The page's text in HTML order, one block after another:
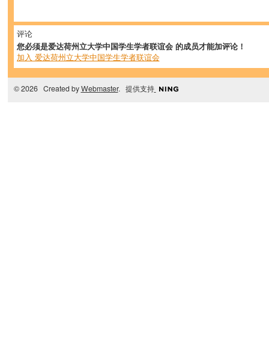
评论
您必须是爱达荷州立大学中国学生学者联谊会 的成员才能加评论！
加入 爱达荷州立大学中国学生学者联谊会
© 2026 Created byWebmaster. 提供支持